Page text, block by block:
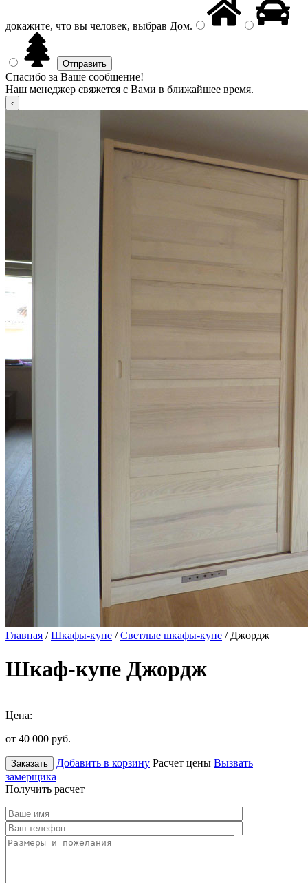
докажите, что вы человек, выбрав Дом.
Спасибо за Ваше сообщение!
Наш менеджер свяжется с Вами в ближайшее время.
Главная /Шкафы-купе /Светлые шкафы-купе / Джордж
Шкаф-купе Джордж
Цена:
от 40 000 руб.
Заказать Добавить в корзину Расчет цены Вызвать
замерщика
Получить расчет